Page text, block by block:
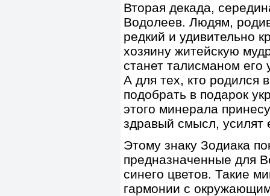
Вторая декада,
Водолеев. Людям,
редкий и удивительно
хозяину житейскую
станет талисманом его
А для тех, кто родился
подобрать в подарок
этого минерала
здравый смысл, усилят
Этому знаку Зодиака
предназначенные для
синего цветов. Такие
гармонии с